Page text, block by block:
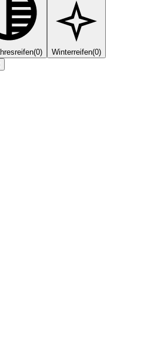
(0) Winterreifen(0)